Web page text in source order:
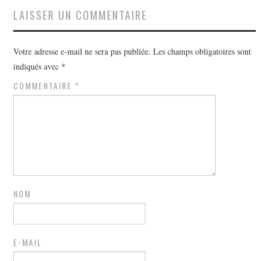
LAISSER UN COMMENTAIRE
Votre adresse e-mail ne sera pas publiée. Les champs obligatoires sont
indiqués avec *
COMMENTAIRE *
NOM
E-MAIL